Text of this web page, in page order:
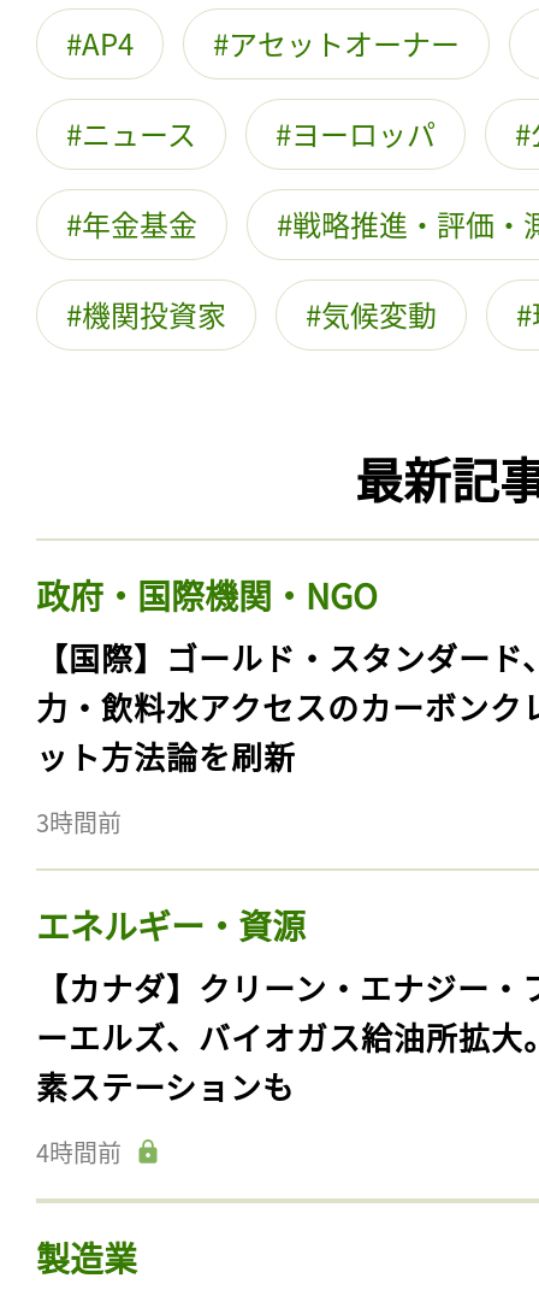
AP4 アセットオーナー
ニュース ヨーロッパ
年金基金 戦略推進・評価・
機関投資家 気候変動
最新記
政府・国際機関・NGO
【国際】ゴールド・スタンダード
力・飲料水アクセスのカーボンク
ット方法論を刷新
3時間前
エネルギー・資源
【カナダ】クリーン・エナジー・
ーエルズ、バイオガス給油所拡大
素ステーションも
4時間前
製造業